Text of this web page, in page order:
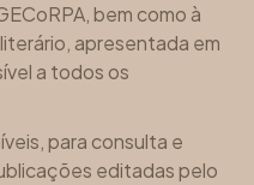
bem como à
apresentada em
a todos os
para consulta e
editadas pelo